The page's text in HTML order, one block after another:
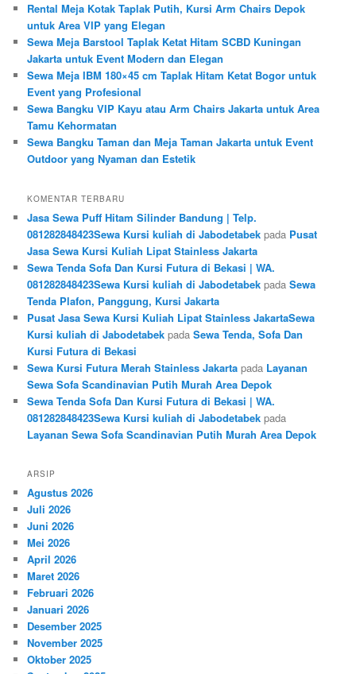
Rental Meja Kotak Taplak Putih, Kursi Arm Chairs Depok
untuk Area VIP yang Elegan
Sewa Meja Barstool Taplak Ketat Hitam SCBD Kuningan
Jakarta untuk Event Modern dan Elegan
Sewa Meja IBM 180×45 cm Taplak Hitam Ketat Bogor untuk
Event yang Profesional
Sewa Bangku VIP Kayu atau Arm Chairs Jakarta untuk Area
Tamu Kehormatan
Sewa Bangku Taman dan Meja Taman Jakarta untuk Event
Outdoor yang Nyaman dan Estetik
KOMENTAR TERBARU
Jasa Sewa Puff Hitam Silinder Bandung | Telp.
081282848423Sewa Kursi kuliah di Jabodetabek pada Pusat
Jasa Sewa Kursi Kuliah Lipat Stainless Jakarta
Sewa Tenda Sofa Dan Kursi Futura di Bekasi | WA.
081282848423Sewa Kursi kuliah di Jabodetabek padaSewa
Tenda Plafon, Panggung, Kursi Jakarta
Pusat Jasa Sewa Kursi Kuliah Lipat Stainless JakartaSewa
Kursi kuliah di Jabodetabek padaSewa Tenda, Sofa Dan
Kursi Futura di Bekasi
Sewa Kursi Futura Merah Stainless Jakarta pada Layanan
Sewa Sofa Scandinavian Putih Murah Area Depok
Sewa Tenda Sofa Dan Kursi Futura di Bekasi | WA.
081282848423Sewa Kursi kuliah di Jabodetabek pada
Layanan Sewa Sofa Scandinavian Putih Murah Area Depok
ARSIP
Agustus 2026
Juli 2026
Juni 2026
Mei 2026
April 2026
Maret 2026
Februari 2026
Januari 2026
Desember 2025
November 2025
Oktober 2025